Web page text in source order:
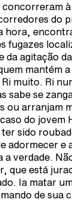
à
do
hora,
fugazes
da agitação
mantém
muito. Ri
sabe se
ou arranjam
do jovem
sido
adormecer e
a verdade.
que está
Ia matar
de sua